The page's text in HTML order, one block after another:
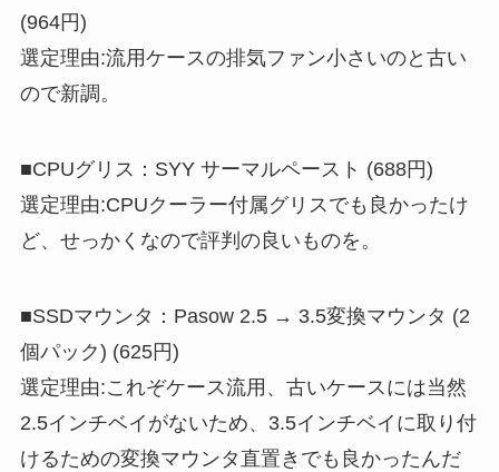
(964円)
選定理由:流用ケースの排気ファン小さいのと古い
ので新調。
■CPUグリス：SYY サーマルペースト (688円)
選定理由:CPUクーラー付属グリスでも良かったけ
ど、せっかくなので評判の良いものを。
■SSDマウンタ：Pasow 2.5 → 3.5変換マウンタ (2
個パック) (625円)
選定理由:これぞケース流用、古いケースには当然
2.5インチベイがないため、3.5インチベイに取り付
けるための変換マウンタ直置きでも良かったんだ